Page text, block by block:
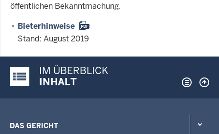
öffentlichen Bekanntmachung.
Bieterhinweise
Stand: August 2019
Justiz-Portal im Überblick:
IM ÜBERBLICK
INHALT
DAS GERICHT